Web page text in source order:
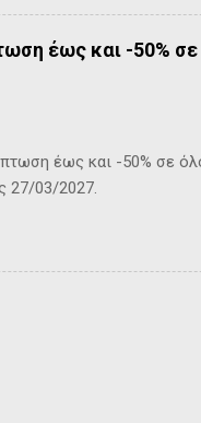
έως και -50%
έως και -50% σε
27/03/2027.